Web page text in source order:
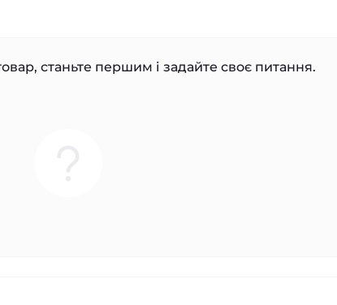
станьте першим і задайте своє питання.